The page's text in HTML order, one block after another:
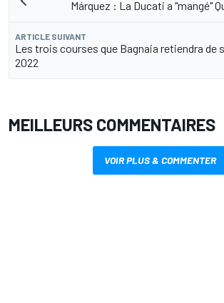
Márquez : La Ducati a "mangé"
ARTICLE SUIVANT
Les trois courses que Bagnaia retiendra de
2022
MEILLEURS COMMENTAIRES
VOIR PLUS & COMMENTER